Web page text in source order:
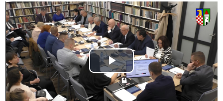
Play
Video